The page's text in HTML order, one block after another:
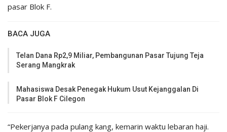
pasar Blok F.
BACA JUGA
Telan Dana Rp2,9 Miliar, Pembangunan Pasar Tujung Teja
Serang Mangkrak
Mahasiswa Desak Penegak Hukum Usut Kejanggalan Di
Pasar Blok F Cilegon
“Pekerjanya pada pulang kang, kemarin waktu lebaran haji.